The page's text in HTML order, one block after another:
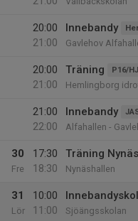
20:00
21:00
Innebandy
Gavlehov
20:00
21:00
Träning P16/HJ
Hemlingborg
21:00
22:00
Innebandy
Alfahallen -
30
Fre
17:30
18:30
Träning Nynäs
Nynäshallen
31
Lör
10:00
11:00
Sjöängsskolan